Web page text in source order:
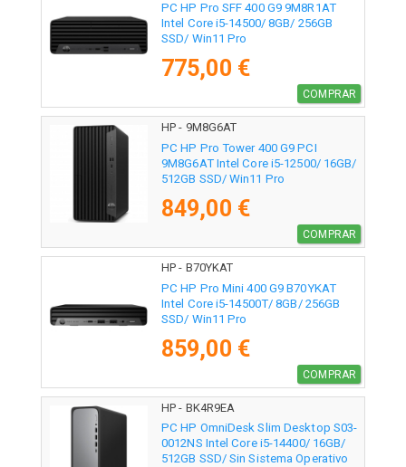
PC HP Pro SFF 400 G9 9M8R1AT
Intel Core i5-14500/ 8GB/ 256GB
SSD/ Win11 Pro
775,00 €
COMPRAR
HP - 9M8G6AT
PC HP Pro Tower 400 G9 PCI
9M8G6AT Intel Core i5-12500/ 16GB/
512GB SSD/ Win11 Pro
849,00 €
COMPRAR
HP - B70YKAT
PC HP Pro Mini 400 G9 B70YKAT
Intel Core i5-14500T/ 8GB/ 256GB
SSD/ Win11 Pro
859,00 €
COMPRAR
HP - BK4R9EA
PC HP OmniDesk Slim Desktop S03-
0012NS Intel Core i5-14400/ 16GB/
512GB SSD/ Sin Sistema Operativo